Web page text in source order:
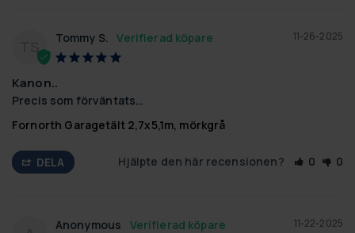
TS
11-26-2025
Tommy S.
Kanon..
Precis som förväntats…
Fornorth Garagetält 2,7x5,1m, mörkgrå
DELA Hjälpte den här recensionen? 0 0
11-22-2025
Anonymous